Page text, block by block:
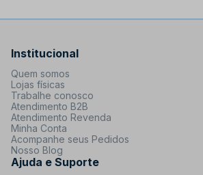
Institucional
Quem somos
Lojas físicas
Trabalhe conosco
Atendimento B2B
Atendimento Revenda
Minha Conta
Acompanhe seus Pedidos
Nosso Blog
Ajuda e Suporte